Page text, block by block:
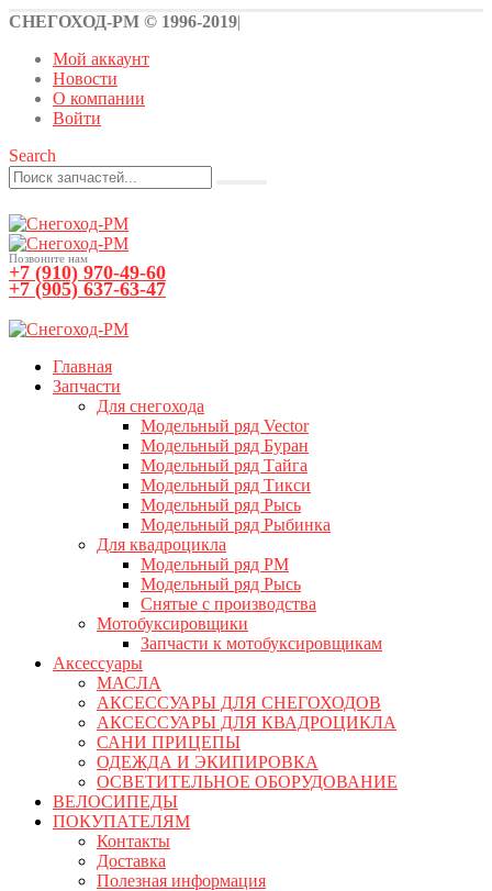
СНЕГОХОД-РМ © 1996-2019|
Мой аккаунт
Новости
О компании
Войти
Search
Позвоните нам
+7 (910) 970-49-60
+7 (905) 637-63-47
Главная
Запчасти
Для снегохода
Модельный ряд Vector
Модельный ряд Буран
Модельный ряд Тайга
Модельный ряд Тикси
Модельный ряд Рысь
Модельный ряд Рыбинка
Для квадроцикла
Модельный ряд РМ
Модельный ряд Рысь
Снятые с производства
Мотобуксировщики
Запчасти к мотобуксировщикам
Аксессуары
МАСЛА
АКСЕССУАРЫ ДЛЯ СНЕГОХОДОВ
АКСЕССУАРЫ ДЛЯ КВАДРОЦИКЛА
САНИ ПРИЦЕПЫ
ОДЕЖДА И ЭКИПИРОВКА
ОСВЕТИТЕЛЬНОЕ ОБОРУДОВАНИЕ
ВЕЛОСИПЕДЫ
ПОКУПАТЕЛЯМ
Контакты
Доставка
Полезная информация